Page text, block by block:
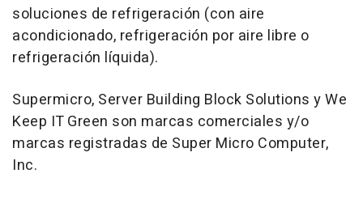
soluciones de refrigeración (con aire
acondicionado, refrigeración por aire libre o
refrigeración líquida).
Supermicro, Server Building Block Solutions y We
Keep IT Green son marcas comerciales y/o
marcas registradas de Super Micro Computer,
Inc.